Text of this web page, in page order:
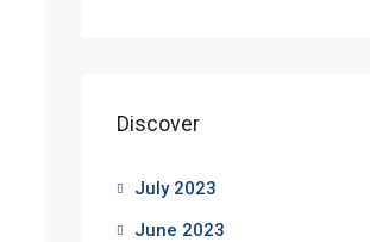
Discover
July 2023
June 2023